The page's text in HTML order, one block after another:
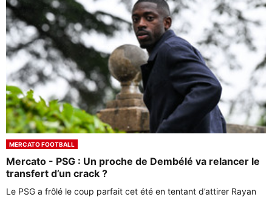
MERCATO FOOTBALL
Mercato - PSG : Un proche de Dembélé va relancer le
transfert d’un crack ?
Le PSG a frôlé le coup parfait cet été en tentant d’attirer Rayan